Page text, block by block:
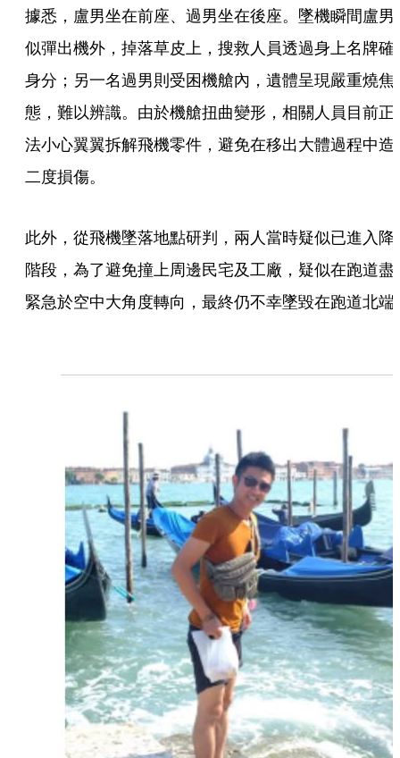
據悉，盧男坐在前座、過男坐在後座。墜機瞬間盧男
似彈出機外，掉落草皮上，搜救人員透過身上名牌確
身分；另一名過男則受困機艙內，遺體呈現嚴重燒焦
態，難以辨識。由於機艙扭曲變形，相關人員目前正
法小心翼翼拆解飛機零件，避免在移出大體過程中造
二度損傷。
此外，從飛機墜落地點研判，兩人當時疑似已進入降
階段，為了避免撞上周邊民宅及工廠，疑似在跑道盡
緊急於空中大角度轉向，最終仍不幸墜毀在跑道北端